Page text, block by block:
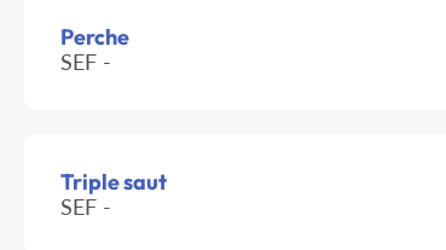
Perche
SEF -
Triple saut
SEF -